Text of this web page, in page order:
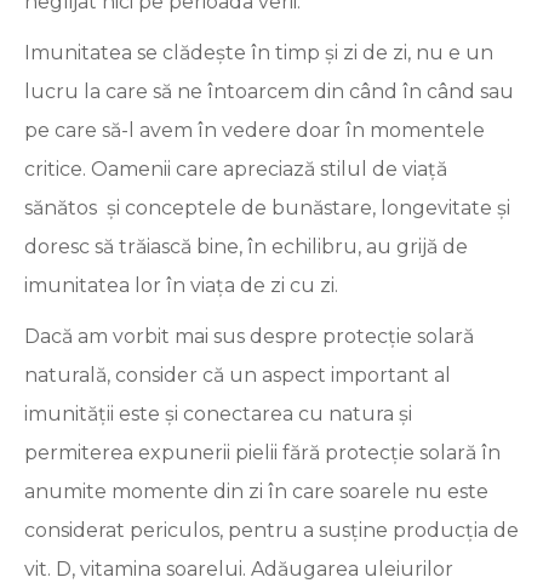
Imunitatea se clădește în timp și zi de zi, nu e un
lucru la care să ne întoarcem din când în când sau
pe care să-l avem în vedere doar în momentele
critice. Oamenii care apreciază stilul de viață
sănătos și conceptele de bunăstare, longevitate și
doresc să trăiască bine, în echilibru, au grijă de
imunitatea lor în viața de zi cu zi.
Dacă am vorbit mai sus despre protecție solară
naturală, consider că un aspect important al
imunității este și conectarea cu natura și
permiterea expunerii pielii fără protecție solară în
anumite momente din zi în care soarele nu este
considerat periculos, pentru a susține producția de
vit. D, vitamina soarelui. Adăugarea uleiurilor